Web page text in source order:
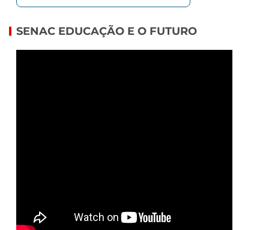
SENAC EDUCAÇÃO E O FUTURO